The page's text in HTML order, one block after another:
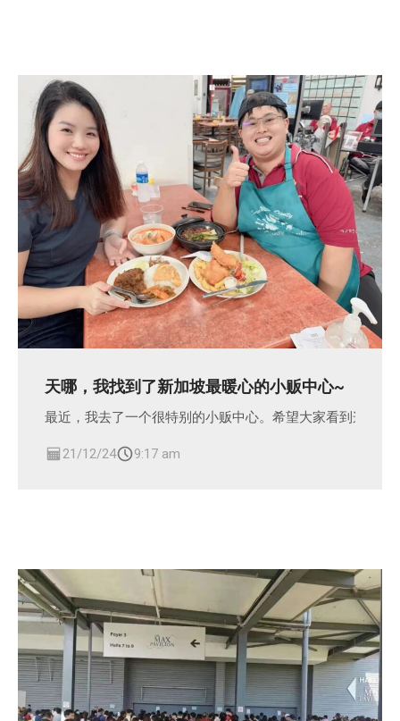
天哪，我找到了新加坡最暖心的小贩中心~
最近，我去了一个很特别的小贩中心。希望大家看到这篇
21/12/24 9:17 am